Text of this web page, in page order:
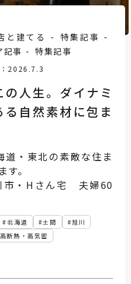
人生。ダイナミ
自然素材に包ま
2026.7.3
と建てる
特集記事
記事 特集記事
北海道 土間
旭川
高断熱・高気密
・東北の素敵な住ま
。
・Hさん宅 夫婦60